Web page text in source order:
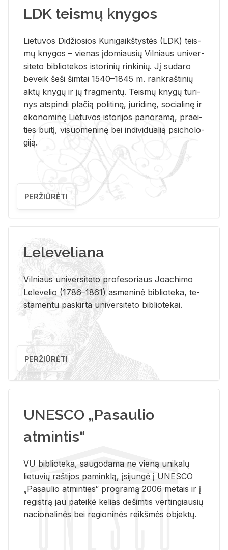
LDK teismų knygos
Lie­tu­vos Di­džio­sios Ku­ni­gaikš­tys­tės (LDK) teis­
mų kny­gos – vie­nas įdo­miau­sių Vil­niaus uni­ver­
si­te­to bi­b­lio­te­kos is­to­ri­nių rin­ki­nių. Jį su­da­ro
be­veik šeši šim­tai 1540–1845 m. rank­raš­ti­nių
aktų kny­gų ir jų frag­men­tų. Teis­mų kny­gų tu­ri­
nys at­spin­di pla­čią po­li­ti­nę, ju­ri­di­nę, so­cia­li­nę ir
eko­no­mi­nę Lie­tu­vos is­to­ri­jos pa­no­ra­mą, pra­ei­
ties bui­tį, vi­suo­me­ni­nę bei in­di­vi­dua­lią psi­cho­lo­
gi­ją.
PERŽIŪRĖTI
Leleveliana
Vil­niaus uni­ver­si­te­to pro­fe­so­riaus Jo­a­chi­mo
Le­le­ve­lio (1786–1861) as­me­ni­nė bi­b­lio­te­ka, te­
sta­men­tu pa­skir­ta uni­ver­si­te­to bi­b­lio­te­kai.
PERŽIŪRĖTI
UNESCO „Pasaulio
atmintis“
VU biblioteka, saugodama ne vieną unikalų
lietuvių raštijos paminklą, įsijungė į UNESCO
„Pasaulio atminties“ programą 2006 metais ir į
registrą jau pateikė kelias dešimtis vertingiausių
nacionalinės bei regioninės reikšmės objektų.